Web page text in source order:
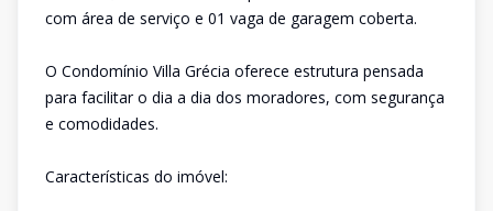
com área de serviço e 01 vaga de garagem coberta.
O Condomínio Villa Grécia oferece estrutura pensada
para facilitar o dia a dia dos moradores, com segurança
e comodidades.
Características do imóvel: